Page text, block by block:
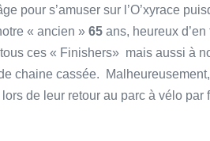
pour s’amuser sur l’O’xyrace
« ancien » 65 ans, heureux
ces « Finishers» mais aussi à
chaine cassée. Malheureusement,
lors de leur retour au parc à vélo